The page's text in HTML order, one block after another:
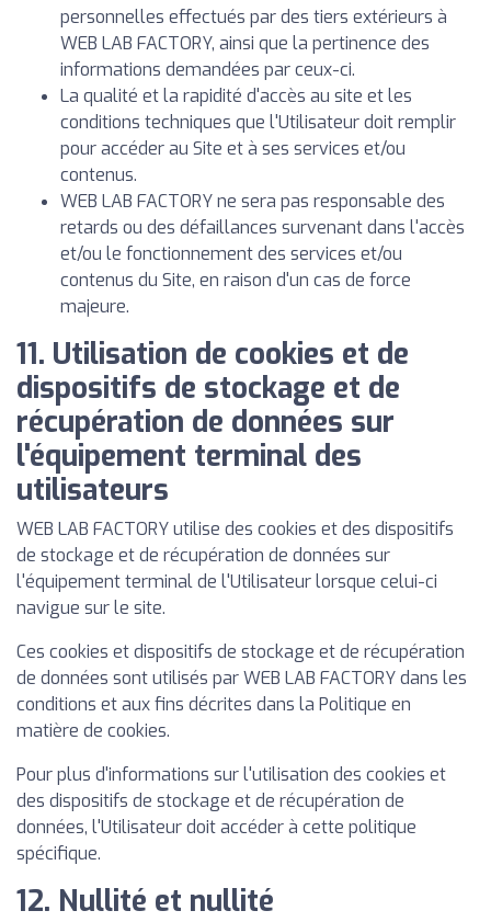
personnelles effectués par des tiers extérieurs à
WEB LAB FACTORY, ainsi que la pertinence des
informations demandées par ceux-ci.
La qualité et la rapidité d'accès au site et les
conditions techniques que l'Utilisateur doit remplir
pour accéder au Site et à ses services et/ou
contenus.
WEB LAB FACTORY ne sera pas responsable des
retards ou des défaillances survenant dans l'accès
et/ou le fonctionnement des services et/ou
contenus du Site, en raison d'un cas de force
majeure.
11. Utilisation de cookies et de
dispositifs de stockage et de
récupération de données sur
l'équipement terminal des
utilisateurs
WEB LAB FACTORY utilise des cookies et des dispositifs
de stockage et de récupération de données sur
l'équipement terminal de l'Utilisateur lorsque celui-ci
navigue sur le site.
Ces cookies et dispositifs de stockage et de récupération
de données sont utilisés par WEB LAB FACTORY dans les
conditions et aux fins décrites dans la Politique en
matière de cookies.
Pour plus d'informations sur l'utilisation des cookies et
des dispositifs de stockage et de récupération de
données, l'Utilisateur doit accéder à cette politique
spécifique.
12. Nullité et nullité